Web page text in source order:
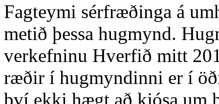
Fagteymi sérfræðinga á
metið þessa hugmynd.
verkefninu Hverfið mitt
ræðir í hugmyndinni er í
því ekki hægt að kjósa um